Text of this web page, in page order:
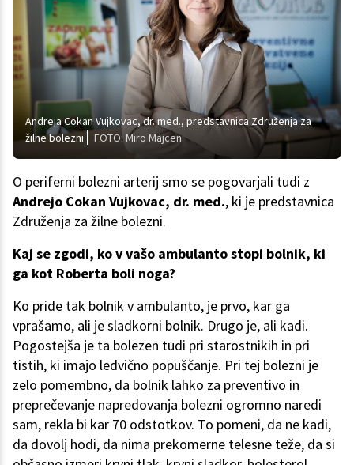
Andreja Cokan Vujkovac, dr. med., predstavnica Združenja za
žilne bolezni
FOTO: Miro Majcen
O periferni bolezni arterij smo se pogovarjali tudi z
Andrejo Cokan Vujkovac, dr. med., ki je predstavnica
Združenja za žilne bolezni.
Kaj se zgodi, ko v vašo ambulanto stopi bolnik, ki
ga kot Roberta boli noga?
Ko pride tak bolnik v ambulanto, je prvo, kar ga
vprašamo, ali je sladkorni bolnik. Drugo je, ali kadi.
Pogostejša je ta bolezen tudi pri starostnikih in pri
tistih, ki imajo ledvično popuščanje. Pri tej bolezni je
zelo pomembno, da bolnik lahko za preventivo in
preprečevanje napredovanja bolezni ogromno naredi
sam, rekla bi kar 70 odstotkov. To pomeni, da ne kadi,
da dovolj hodi, da nima prekomerne telesne teže, da si